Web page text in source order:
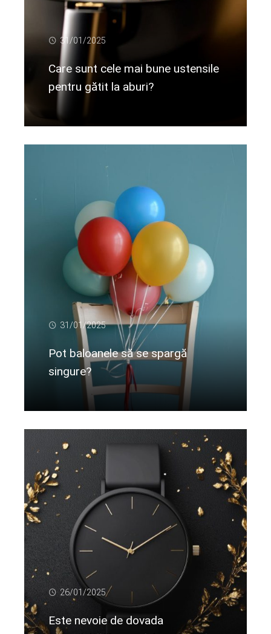
31/01/2025
Care sunt cele mai bune ustensile
pentru gătit la aburi?
31/01/2025
Pot baloanele să se spargă
singure?
Citeste mai departe...
26/01/2025
Este nevoie de dovada